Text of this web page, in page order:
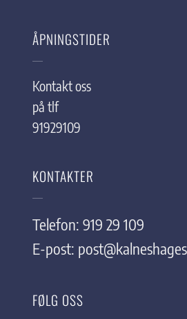
ÅPNINGSTIDER
Kontakt oss
på tlf
91929109
KONTAKTER
Telefon: 919 29 109
E-post:
FØLG OSS